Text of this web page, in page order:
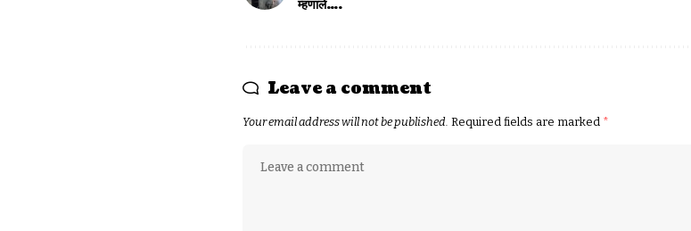
म्हणाले….
Leave a comment
Your email address will not be published. Required fields are marked *